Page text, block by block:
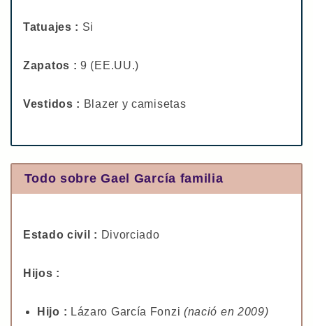
Tatuajes : Si
Zapatos : 9 (EE.UU.)
Vestidos : Blazer y camisetas
Todo sobre Gael García familia
Estado civil : Divorciado
Hijos :
Hijo : Lázaro García Fonzi (nació en 2009)